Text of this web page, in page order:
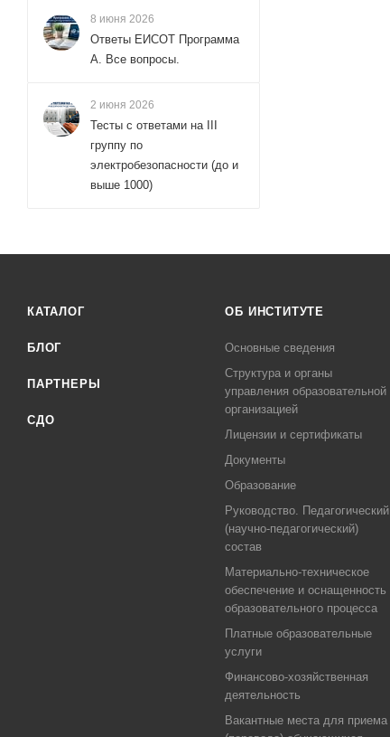
8 июня 2026
Ответы ЕИСОТ Программа
А. Все вопросы.
2 июня 2026
Тесты с ответами на III
группу по
электробезопасности (до и
выше 1000)
КАТАЛОГ
БЛОГ
ПАРТНЕРЫ
СДО
ОБ ИНСТИТУТЕ
Основные сведения
Структура и органы
управления образовательной
организацией
Лицензии и сертификаты
Документы
Образование
Руководство. Педагогический
(научно-педагогический)
состав
Материально-техническое
обеспечение и оснащенность
образовательного процесса
Платные образовательные
услуги
Финансово-хозяйственная
деятельность
Вакантные места для приема